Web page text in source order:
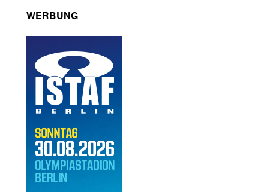
WERBUNG